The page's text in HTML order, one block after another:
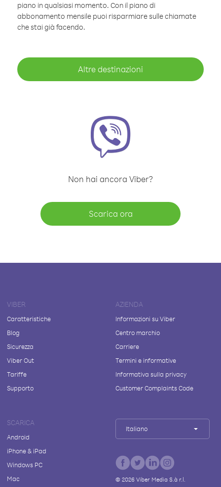
piano in qualsiasi momento. Con il piano di
abbonamento mensile puoi risparmiare sulle chiamate
che stai già facendo.
Altre destinazioni
Non hai ancora Viber?
Scarica ora
VIBER
Caratteristiche
Blog
Sicurezza
Viber Out
Tariffe
Supporto
AZIENDA
Informazioni su Viber
Centro marchio
Carriere
Termini e informative
Informativa sulla privacy
Customer Complaints Code
SCARICA
Android
iPhone & iPad
Windows PC
Mac
Italiano
© 2026Viber Media S.à r.l.